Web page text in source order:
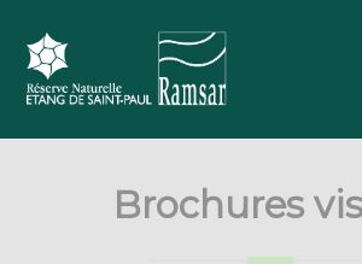
Brochures